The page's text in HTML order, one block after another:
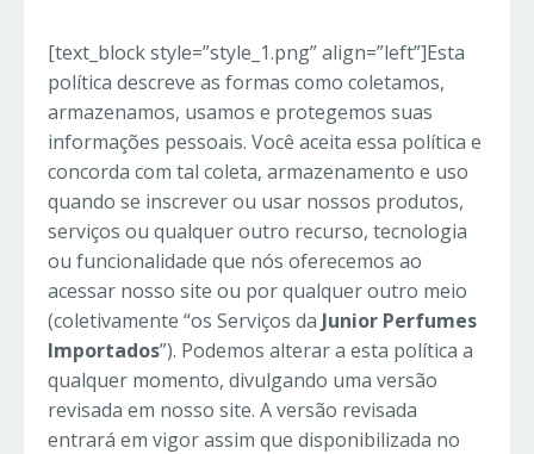
[text_block style=”style_1.png” align=”left”]Esta
política descreve as formas como coletamos,
armazenamos, usamos e protegemos suas
informações pessoais. Você aceita essa política e
concorda com tal coleta, armazenamento e uso
quando se inscrever ou usar nossos produtos,
serviços ou qualquer outro recurso, tecnologia
ou funcionalidade que nós oferecemos ao
acessar nosso site ou por qualquer outro meio
(coletivamente “os Serviços da Junior Perfumes
Importados”). Podemos alterar a esta política a
qualquer momento, divulgando uma versão
revisada em nosso site. A versão revisada
entrará em vigor assim que disponibilizada no